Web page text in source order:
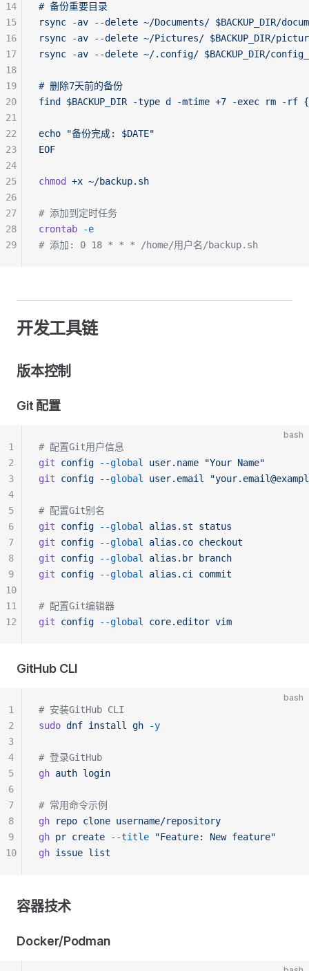
# 备份重要目录
rsync -av --delete ~/Documents/ $BACKUP_DIR/
rsync -av --delete ~/Pictures/ $BACKUP_DIR/
rsync -av --delete ~/.config/ $BACKUP_DIR/
# 删除7天前的备份
find $BACKUP_DIR -type d -mtime +7 -exec rm -rf
echo "备份完成: $DATE"
EOF
chmod +x ~/backup.sh
# 添加到定时任务
crontab -e
# 添加: 0 18 * * * /home/用户名/backup.sh
14
15
16
17
18
19
20
21
22
23
24
25
26
27
28
29
开发工具链
版本控制
Git 配置
bash
# 配置Git用户信息
git config --global user.name "Your Name"
git config --global user.email "
# 配置Git别名
git config --global alias.st status
git config --global alias.co checkout
git config --global alias.br branch
git config --global alias.ci commit
# 配置Git编辑器
git config --global core.editor vim
1
2
3
4
5
6
7
8
9
10
11
12
GitHub CLI
bash
# 安装GitHub CLI
sudo dnf install gh -y
# 登录GitHub
gh auth login
# 常用命令示例
gh repo clone username/repository
gh pr create --title "Feature: New feature"
gh issue list
1
2
3
4
5
6
7
8
9
10
容器技术
Docker/Podman